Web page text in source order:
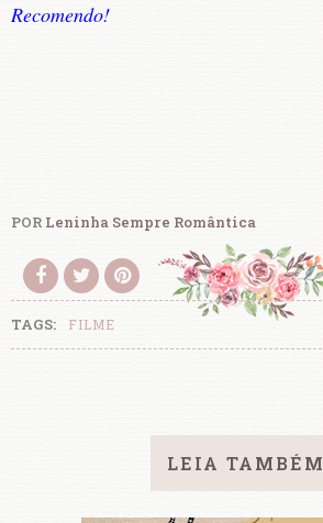
Recomendo!
POR Leninha Sempre Romântica
TAGS: FILME
LEIA TAMBÉM